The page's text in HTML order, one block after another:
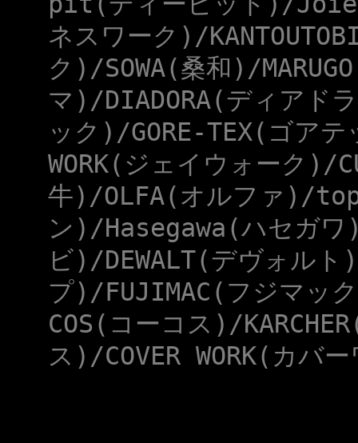
ネスワーク)/
ク)/SOWA(桑和)/
マ)/DIADORA(ディアド
ック)/GORE-TEX(ゴア
WORK(ジェイウォーク)/
牛)/OLFA(オルファ)/
ン)/Hasegawa(ハセガ
ビ)/DEWALT(デヴォル
プ)/FUJIMAC(フジマッ
COS(コーコス)/
ス)/COVER WORK(カ